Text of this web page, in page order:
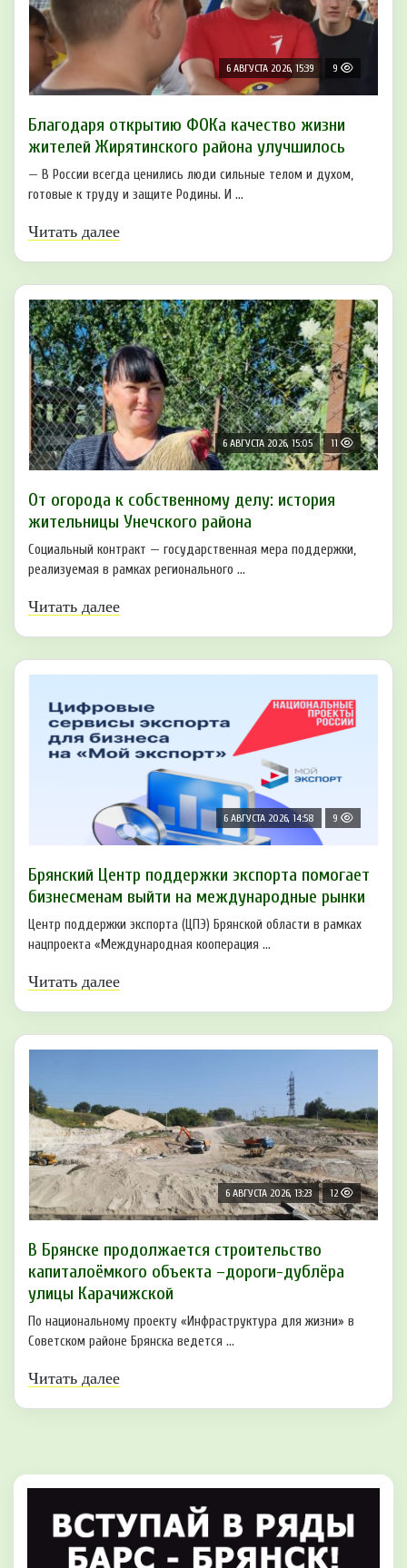
6 АВГУСТА 2026, 15:39 9
Благодаря открытию ФОКа качество жизни
жителей Жирятинского района улучшилось
— В России всегда ценились люди сильные телом и духом,
готовые к труду и защите Родины. И ...
Читать далее
6 АВГУСТА 2026, 15:05 11
От огорода к собственному делу: история
жительницы Унечского района
Социальный контракт — государственная мера поддержки,
реализуемая в рамках регионального ...
Читать далее
6 АВГУСТА 2026, 14:58 9
Брянский Центр поддержки экспорта помогает
бизнесменам выйти на международные рынки
Центр поддержки экспорта (ЦПЭ) Брянской области в рамках
нацпроекта «Международная кооперация ...
Читать далее
6 АВГУСТА 2026, 13:23 12
В Брянске продолжается строительство
капиталоёмкого объекта –дороги-дублёра
улицы Карачижской
По национальному проекту «Инфраструктура для жизни» в
Советском районе Брянска ведется ...
Читать далее